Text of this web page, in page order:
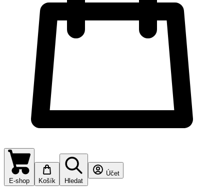
E-shop Košík Hledat
Účet